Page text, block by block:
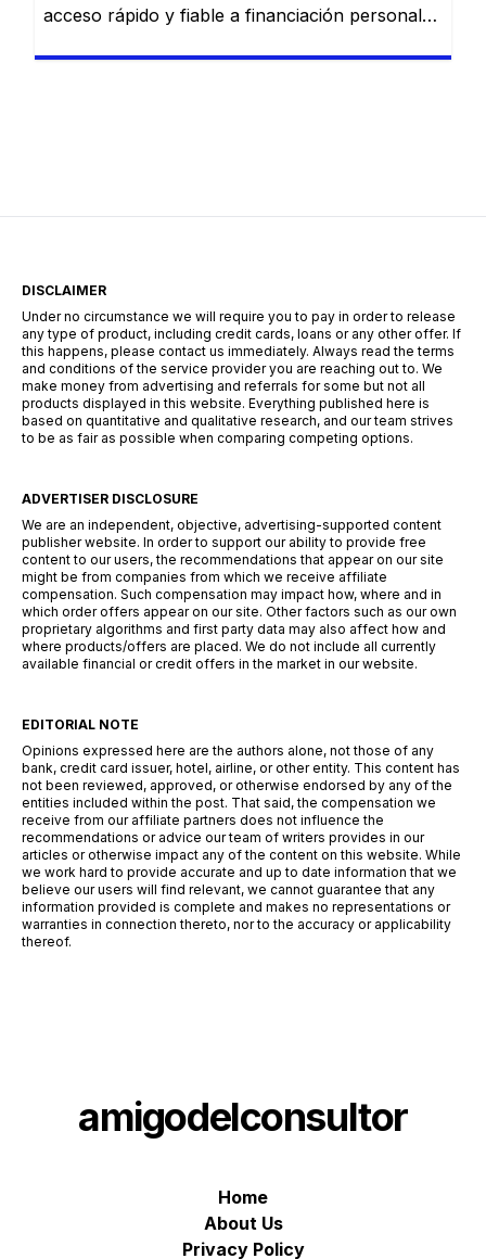
acceso rápido y fiable a financiación personal
español: Dineti, BBVA Préstamo Personal,
DISCLAIMER
Under no circumstance we will require you to pay in order to release
any type of product, including credit cards, loans or any other offer. If
this happens, please contact us immediately. Always read the terms
and conditions of the service provider you are reaching out to. We
make money from advertising and referrals for some but not all
products displayed in this website. Everything published here is
based on quantitative and qualitative research, and our team strives
to be as fair as possible when comparing competing options.
ADVERTISER DISCLOSURE
We are an independent, objective, advertising-supported content
publisher website. In order to support our ability to provide free
content to our users, the recommendations that appear on our site
might be from companies from which we receive affiliate
compensation. Such compensation may impact how, where and in
which order offers appear on our site. Other factors such as our own
proprietary algorithms and first party data may also affect how and
where products/offers are placed. We do not include all currently
available financial or credit offers in the market in our website.
EDITORIAL NOTE
Opinions expressed here are the authors alone, not those of any
bank, credit card issuer, hotel, airline, or other entity. This content has
not been reviewed, approved, or otherwise endorsed by any of the
entities included within the post. That said, the compensation we
receive from our affiliate partners does not influence the
recommendations or advice our team of writers provides in our
articles or otherwise impact any of the content on this website. While
we work hard to provide accurate and up to date information that we
believe our users will find relevant, we cannot guarantee that any
information provided is complete and makes no representations or
warranties in connection thereto, nor to the accuracy or applicability
thereof.
amigodelconsultor
Home
About Us
Privacy Policy